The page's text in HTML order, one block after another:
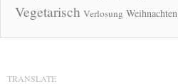
Vegetarisch Verlosung Weihnachten
TRANSLATE